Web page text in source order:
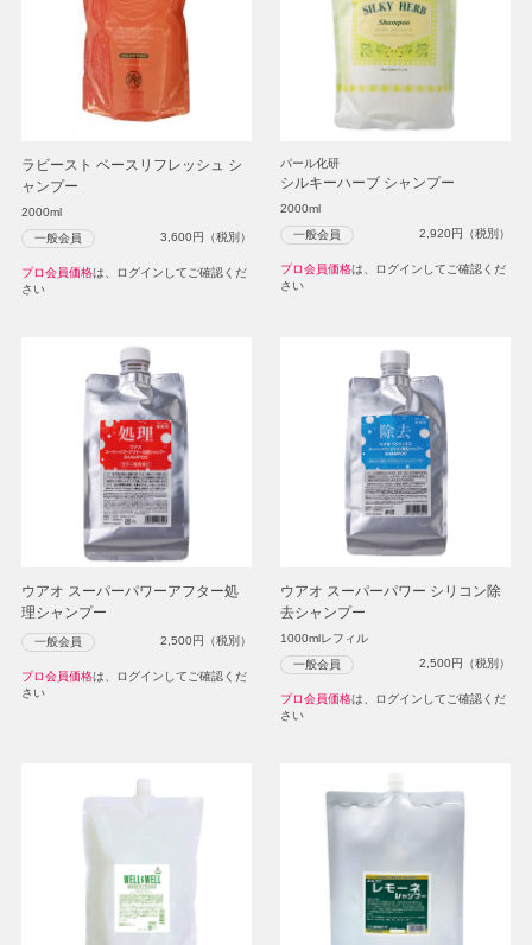
ラビースト ベースリフレッシュ シ
ャンプー
2000ml
一般会員 3,600円（税別）
プロ会員価格は、ログインしてご確認くだ
さい
パール化研
シルキーハーブ シャンプー
2000ml
一般会員 2,920円（税別）
プロ会員価格は、ログインしてご確認くだ
さい
ウアオ スーパーパワーアフター処
理シャンプー
一般会員 2,500円（税別）
プロ会員価格は、ログインしてご確認くだ
さい
ウアオ スーパーパワー シリコン除
去シャンプー
1000mlレフィル
一般会員 2,500円（税別）
プロ会員価格は、ログインしてご確認くだ
さい